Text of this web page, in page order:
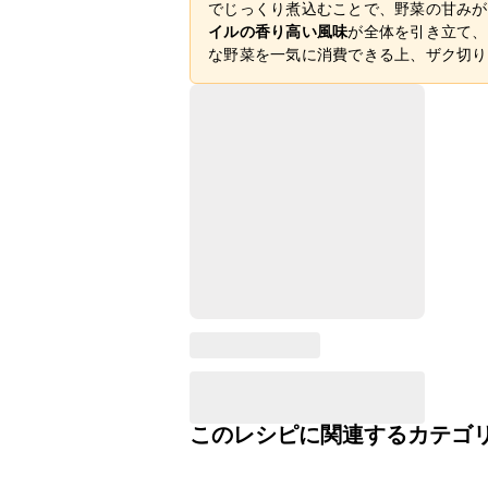
でじっくり煮込むことで、野菜の甘み
イルの香り高い風味が全体を引き立て
な野菜を一気に消費できる上、ザク切
このレシピに関連するカテゴ